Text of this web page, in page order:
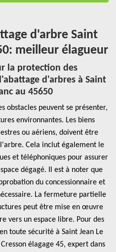
d'arbre Saint
meilleur élagueur
la protection des
d'arbres à Saint
au 45650
obstacles peuvent se présenter,
environnantes. Les biens
ou aériens, doivent être
Cela inclut également le
et téléphoniques pour assurer
dégagé. Il est à noter que
du concessionnaire et
La fermeture partielle
peut être mise en œuvre
vers un espace libre. Pour des
toute sécurité à Saint Jean Le
élagage 45, expert dans